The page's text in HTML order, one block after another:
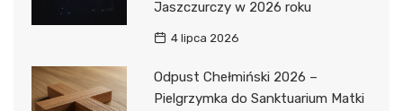
Jaszczurczy w 2026 roku
4 lipca 2026
Odpust Chełmiński 2026 –
Pielgrzymka do Sanktuarium Matki